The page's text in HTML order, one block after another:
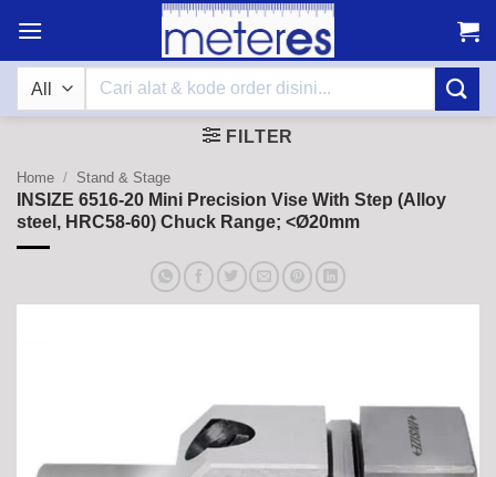
content
Search
FILTER
Home / Stand & Stage
INSIZE 6516-20 Mini Precision Vise With Step (Alloy
steel, HRC58-60) Chuck Range; <Ø20mm